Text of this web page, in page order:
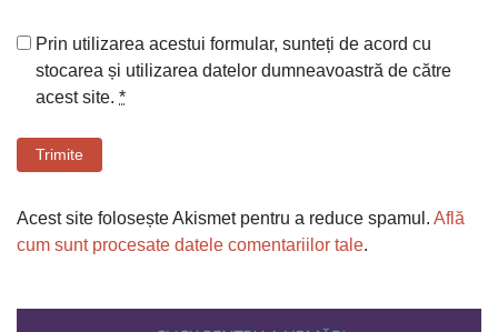
Prin utilizarea acestui formular, sunteți de acord cu
stocarea și utilizarea datelor dumneavoastră de către
acest site. *
Trimite
Acest site folosește Akismet pentru a reduce spamul. Află
cum sunt procesate datele comentariilor tale.